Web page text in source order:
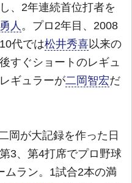
、2年連続首位打者を
人 。プロ2年目、2008
代では松井秀喜以来の
すぐショートのレギュ
ギュラーが二岡智宏だ
岡が大記録を作った日
3、第4打席でプロ野球
ムラン。1試合2本の満